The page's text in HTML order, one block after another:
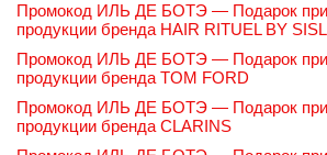
Промокод ИЛЬ ДЕ БОТЭ — Подарок при
продукции бренда HAIR RITUEL BY
Промокод ИЛЬ ДЕ БОТЭ — Подарок при
продукции бренда TOM FORD
Промокод ИЛЬ ДЕ БОТЭ — Подарок при
продукции бренда CLARINS